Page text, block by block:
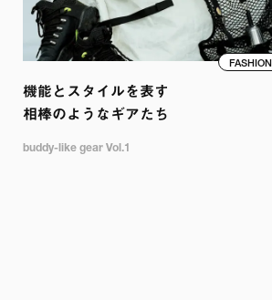
FASHION
機能とスタイルを表す
相棒のようなギアたち
buddy-like gear Vol.1